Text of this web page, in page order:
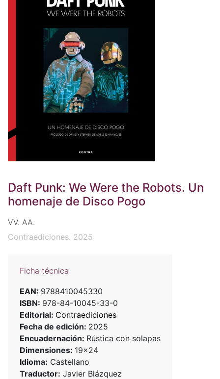
Daft Punk: We Were the Robots. Un
homenaje de Disco Pogo
VV. AA.
Contraediciones. 2025
Ficha técnica
EAN: 9788410045330
ISBN: 978-84-10045-33-0
Editorial: Contraediciones
Fecha de edición: 2025
Encuadernación: Rústica con solapas
Dimensiones: 19x24
Idioma: Castellano
Traductor: Javier Blázquez